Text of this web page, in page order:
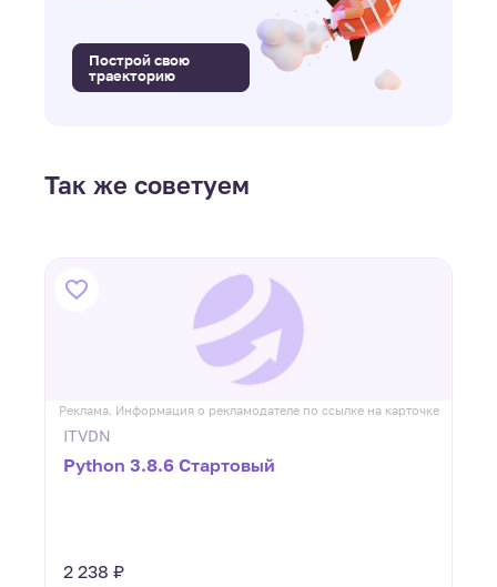
Построй свою
траекторию
Так же советуем
Реклама. Информация о рекламодателе по ссылке на карточке
ITVDN
Python 3.8.6 Стартовый
2 238 ₽